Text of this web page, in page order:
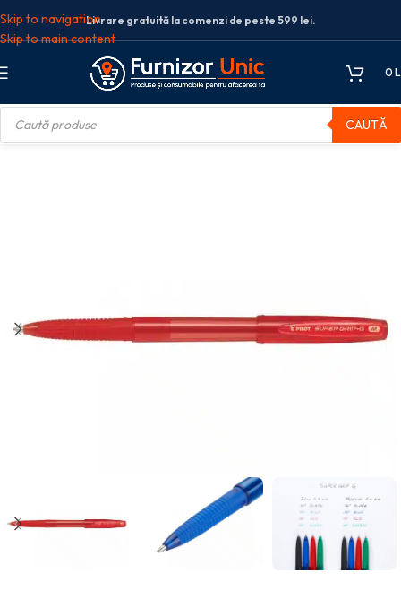
Skip to navigation
Skip to main content
Livrare gratuită la comenzi de peste 599 lei.
0
CAUTĂ